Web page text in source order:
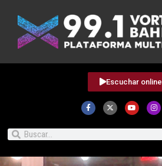
Escuchar online